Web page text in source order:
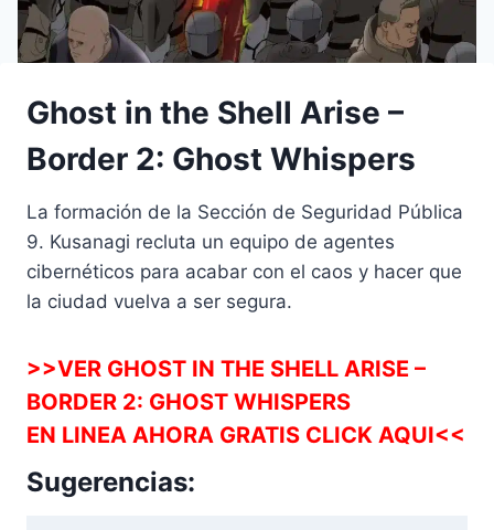
Ghost in the Shell Arise –
Border 2: Ghost Whispers
La formación de la Sección de Seguridad Pública
9. Kusanagi recluta un equipo de agentes
cibernéticos para acabar con el caos y hacer que
la ciudad vuelva a ser segura.
>>VER GHOST IN THE SHELL ARISE –
BORDER 2: GHOST WHISPERS
EN LINEA AHORA GRATIS CLICK AQUI<<
Sugerencias: